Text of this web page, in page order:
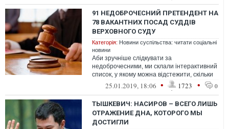
91 НЕДОБРОЧЕСНИЙ ПРЕТЕНДЕНТ НА
78 ВАКАНТНИХ ПОСАД СУДДІВ
ВЕРХОВНОГО СУДУ
Категорія: Новини суспільства: читати соціальні
новини
Аби зручніше слідкувати за
недоброчесними, ми склали інтерактивний
список, у якому можна відстежити, скільки
залишилося недоброчесних, а хто вже
25.01.2019, 18:06 • 1723 • 0
ТЫШКЕВИЧ: НАСИРОВ – ВСЕГО ЛИШЬ
ОТРАЖЕНИЕ ДНА, КОТОРОГО МЫ
ДОСТИГЛИ